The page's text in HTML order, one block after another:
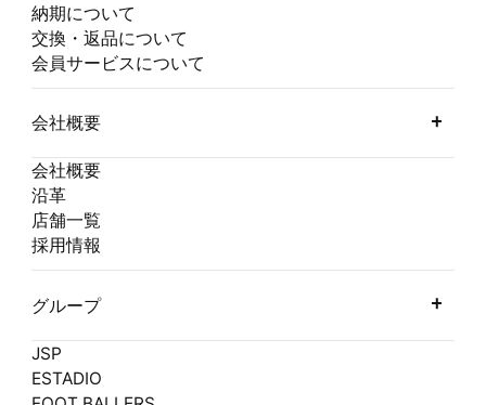
納期について
交換・返品について
会員サービスについて
会社概要
会社概要
沿革
店舗一覧
採用情報
グループ
JSP
ESTADIO